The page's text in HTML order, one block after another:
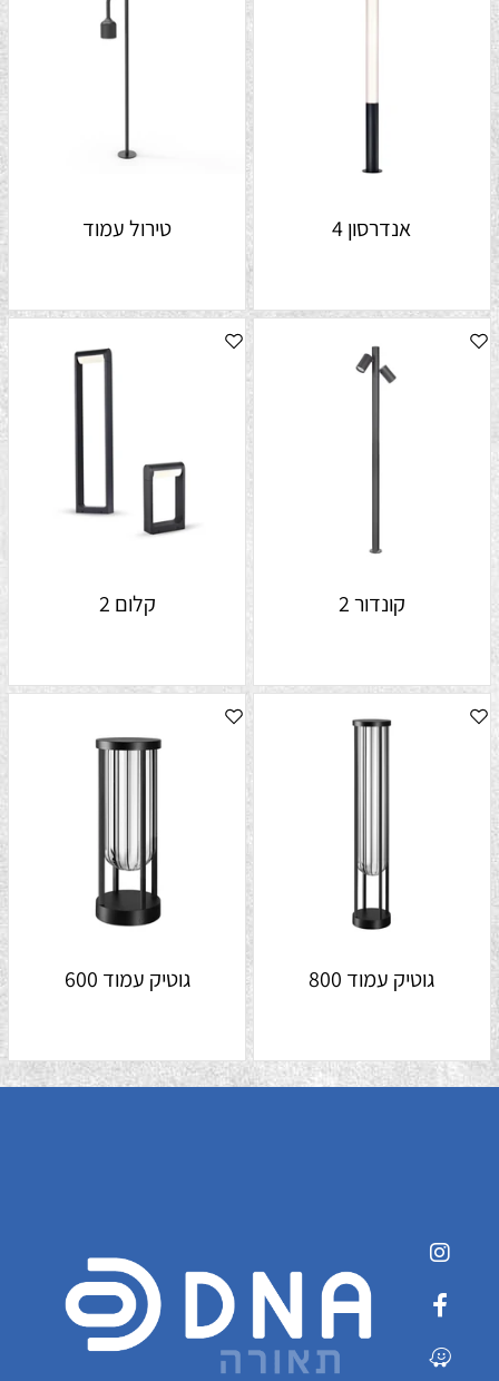
אנדרסון 4 טירול עמוד
קונדור 2 קלום 2
גוטיק עמוד 800 גוטיק עמוד 600